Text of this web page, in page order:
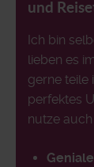
und
Ich bin
lieben es
gerne teile
perfektes
nutze auch